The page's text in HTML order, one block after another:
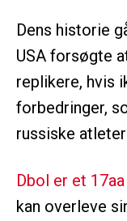
Dens historie
USA forsøgte
replikere, hvis
forbedringer,
russiske atleter
Dbol er et
kan overleve